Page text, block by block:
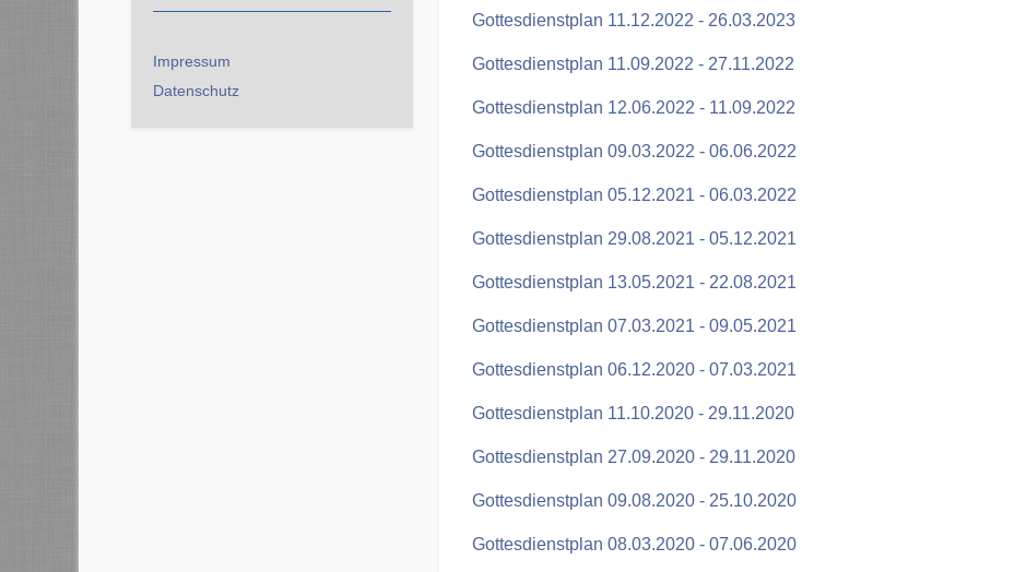
Impressum
Datenschutz
Gottesdienstplan 11.12.2022 - 26.03.2023
Gottesdienstplan 11.09.2022 - 27.11.2022
Gottesdienstplan 12.06.2022 - 11.09.2022
Gottesdienstplan 09.03.2022 - 06.06.2022
Gottesdienstplan 05.12.2021 - 06.03.2022
Gottesdienstplan 29.08.2021 - 05.12.2021
Gottesdienstplan 13.05.2021 - 22.08.2021
Gottesdienstplan 07.03.2021 - 09.05.2021
Gottesdienstplan 06.12.2020 - 07.03.2021
Gottesdienstplan 11.10.2020 - 29.11.2020
Gottesdienstplan 27.09.2020 - 29.11.2020
Gottesdienstplan 09.08.2020 - 25.10.2020
Gottesdienstplan 08.03.2020 - 07.06.2020